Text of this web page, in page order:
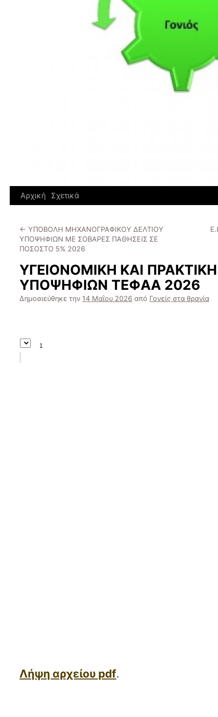
Αρχική Σχετικά
← ΥΠΟΒΟΛΗ ΜΗΧΑΝΟΓΡΑΦΙΚΟΥ ΔΕΛΤΙΟΥ
ΥΠΟΨΗΦΙΩΝ ΜΕ ΣΟΒΑΡΕΣ ΠΑΘΗΣΕΙΣ ΣΕ
ΠΟΣΟΣΤΟ 5% 2026
ΥΓΕΙΟΝΟΜΙΚΗ ΚΑΙ
ΥΠΟΨΗΦΙΩΝ ΤΕΦΑΑ 2026
Δημοσιεύθηκε την 14 Μαΐου 2026 από Γονείς στα θρανία
Λήψη αρχείου pdf.